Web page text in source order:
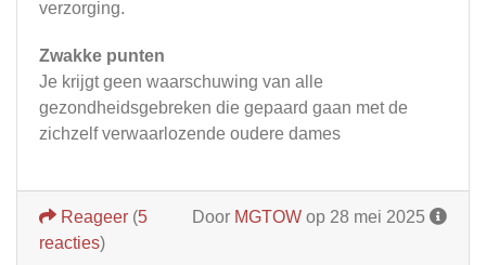
verzorging.
Zwakke punten
Je krijgt geen waarschuwing van alle
gezondheidsgebreken die gepaard gaan met de
zichzelf verwaarlozende oudere dames
Door MGTOW op 28 mei 2025
Reageer (5
reacties)